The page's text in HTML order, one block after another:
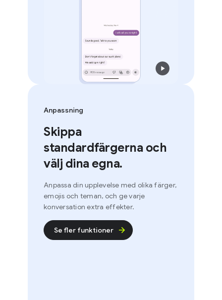
Anpassning
Skippa
standardfärgerna och
välj dina egna.
Anpassa din upplevelse med olika färger,
emojis och teman, och ge varje
konversation extra effekter.
Se fler funktioner